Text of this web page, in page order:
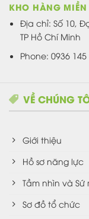
KHO HÀNG
Địa chỉ: Số 10,
TP Hồ Chí Minh
Phone: 0936 145
VỀ CHÚNG
Giới thiệu
Hồ sơ năng lực
Tầm nhìn và Sứ
Sơ đồ tổ chức